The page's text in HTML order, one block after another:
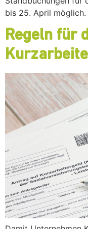
bis 25. April möglich.
Regeln für